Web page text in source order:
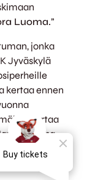
Luoma.”
jonka
Jyväskylä
kertaa ennen
kertaa
ollessa